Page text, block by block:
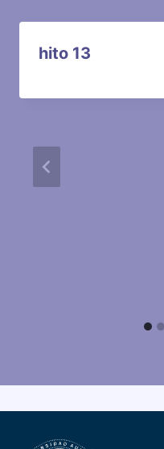
hito 13